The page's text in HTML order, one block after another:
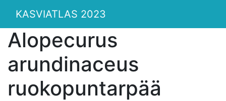
KASVIATLAS 2023
Alopecurus
arundinaceus
ruokopuntarpää